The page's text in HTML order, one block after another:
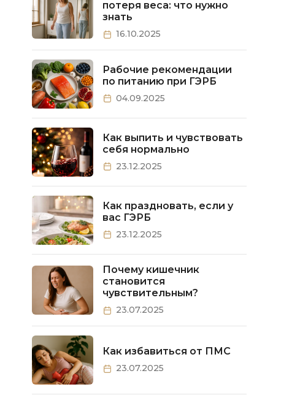
потеря веса: что нужно
знать
16.10.2025
Рабочие рекомендации
по питанию при ГЭРБ
04.09.2025
Как выпить и чувствовать
себя нормально
23.12.2025
Как праздновать, если у
вас ГЭРБ
23.12.2025
Почему кишечник
становится
чувствительным?
23.07.2025
Как избавиться от ПМС
23.07.2025